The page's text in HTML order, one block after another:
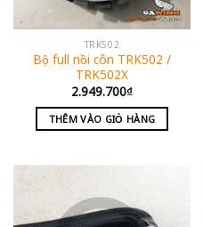
TRK502
Bộ full nồi côn TRK502 /
TRK502X
2.949.700₫
THÊM VÀO GIỎ HÀNG